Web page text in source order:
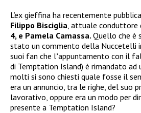
L’ex gieffina ha recentemente
Filippo Bisciglia , attuale conduttore
4, e Pamela Camassa. Quello che è
stato un commento della Nuccetelli
suoi fan che l’appuntamento con il
di Temptation Island) è rimandato
molti si sono chiesti quale fosse il
era un annuncio, tra le righe, del suo
lavorativo, oppure era un modo per
presente a Temptation Island?